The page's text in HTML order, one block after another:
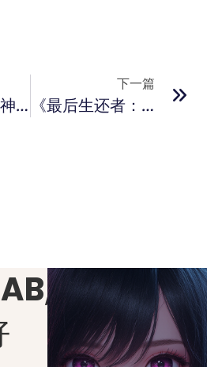
游科透露《黑神话》DLC正在制作！力求比本体更好
下一篇
《最后生还者：完整版》正式上线！数字版售价约为731元
,